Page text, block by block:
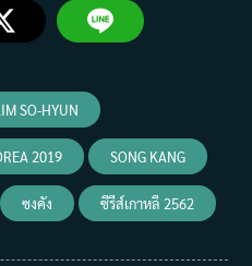
SO-HYUN
2019 SONG KANG
ซงคัง ซีรีส์เกาหลี 2562